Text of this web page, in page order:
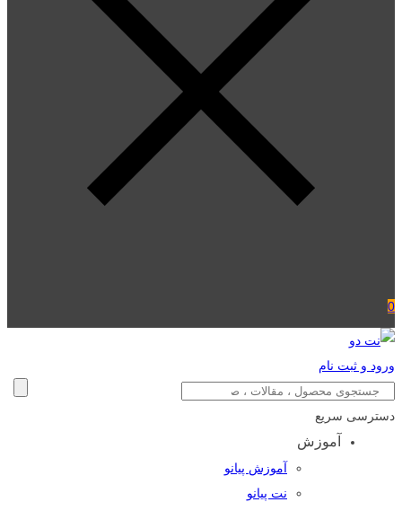
0
ورود و ثبت نام
دسترسی سریع
آموزش
آموزش پیانو
نت پیانو